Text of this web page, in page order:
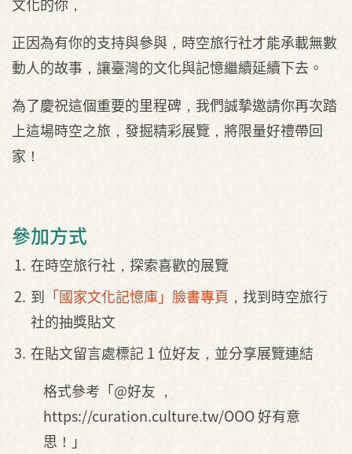
正因為有你的支持與參與，時空旅行社才能承載無數
動人的故事，讓臺灣的文化與記憶繼續延續下去。
為了慶祝這個重要的里程碑，我們誠摯邀請你再次踏
上這場時空之旅，發掘精彩展覽，將限量好禮帶回
家！
參加方式
在時空旅行社，探索喜歡的展覽
到 「國家文化記憶庫」臉書專頁 ，找到時空旅行
社的抽獎貼文
在貼文留言處標記 1 位好友，並分享展覽連結
格式參考「@好友 ，
https://curation.culture.tw/OOO 好有意
思！」